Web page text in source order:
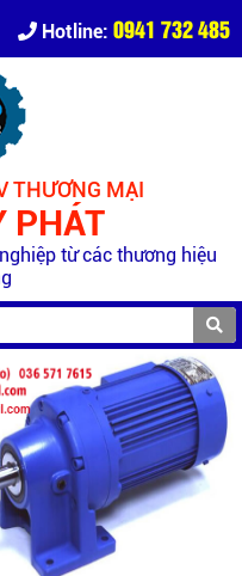
Hotline: 0941 732 485
THƯƠNG MẠI
PHÁT
từ các thương hiệu